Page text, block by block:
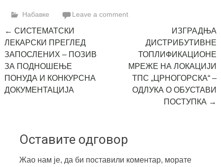
Набавке Leave a comment
Post
navigation
← СИСТЕМАТСКИ
ЛЕКАРСКИ ПРЕГЛЕД
ЗАПОСЛЕНИХ – ПОЗИВ
ЗА ПОДНОШЕЊЕ
ПОНУДА И КОНКУРСНА
ДОКУМЕНТАЦИЈА
ИЗГРАДЊА
ДИСТРИБУТИВНЕ
ТОПЛИФИКАЦИОНЕ
МРЕЖЕ НА ЛОКАЦИЈИ
ТПС „ЦРНОГОРСКА“ –
ОДЛУКА О ОБУСТАВИ
ПОСТУПКА →
Оставите одговор
Жао нам је, да би поставили коментар, морате